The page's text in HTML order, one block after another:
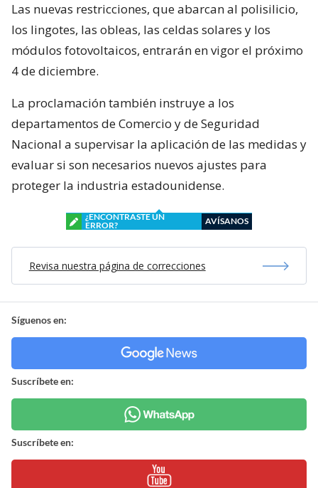
Las nuevas restricciones, que abarcan al polisilicio,
los lingotes, las obleas, las celdas solares y los
módulos fotovoltaicos, entrarán en vigor el próximo
4 de diciembre.
La proclamación también instruye a los
departamentos de Comercio y de Seguridad
Nacional a supervisar la aplicación de las medidas y
evaluar si son necesarios nuevos ajustes para
proteger la industria estadounidense.
¿ENCONTRASTE UN
ERROR?
AVÍSANOS
Revisa nuestra página de correcciones
Síguenos en:
Suscríbete en:
Suscríbete en: